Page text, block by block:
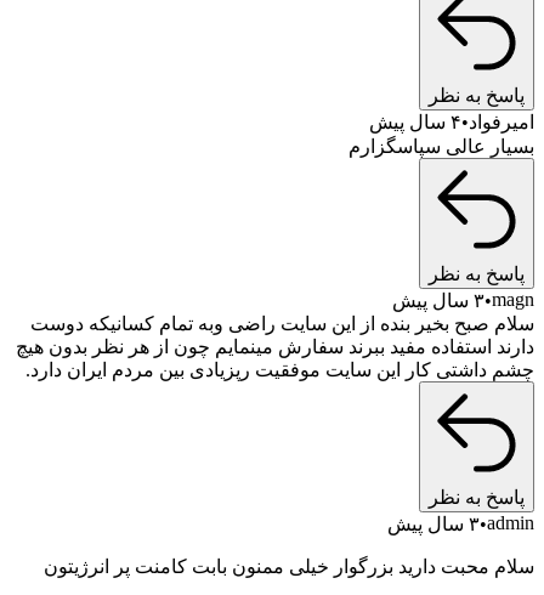
پاسخ به نظر
امیرفواد ۴ سال پیش
بسیار عالی سپاسگزارم
پاسخ به نظر
magn ۳ سال پیش
سلام صبح بخیر بنده از این سایت راضی وبه تمام کسانیکه دوست
دارند استفاده مفید ببرند سفارش مینمایم چون از هر نظر بدون هیچ
چشم داشتی کار این سایت موفقیت رپزیادی بین مردم ایران دارد.
پاسخ به نظر
admin ۳ سال پیش
سلام محبت دارید بزرگوار خیلی ممنون بابت کامنت پر انرژیتون